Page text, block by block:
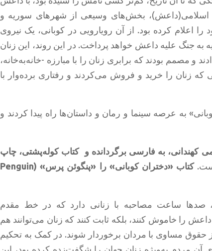
(داعش)، بخش‌های وسیعی از شهرهای سوریه و
اعلام کرده بود. از آن رویارویی در کوبانی، یک نیروی
به جنگ علیه داعش خواهد پرداخت. در این روند، این زنان
و مصمم بودند که برابری زنان را با مبارزه -‌خانه‌به‌خانه،
که زنان را خرید و فروش می‌کردند و رفتاری برده‌وار با
» به عرصه سینما و رمان و داستان‌ها راه پیدا کردند و
کهندانی، به فارسی برگردانده و کتاب کوله‌پشتی، چاپ
.کتاب «دختران کوبانی»را «پنگوئن پرس
» (Penguin
صدها ساعت مصاحبه با زنانی دارد که در خط مقدم
را خاموش کنند، بلکه ثابت کنند که زنان می‌توانند هم
حقوق مساوی با مردان برخوردار شوند. در کمک به تحکیم
به‌ویژه زنان جهان را شگفت‌زده کرده بود، این